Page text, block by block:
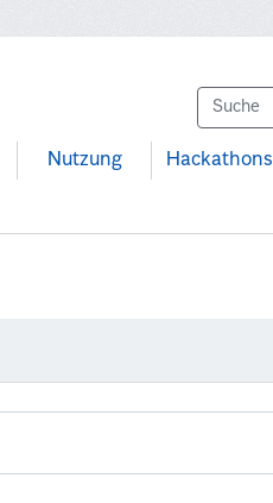
Nutzung Hackathons